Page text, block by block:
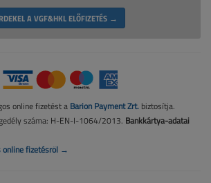
A VGF&HKL ELŐFIZETÉS →
online fizetést a Barion Payment Zrt. biztosítja.
száma: H-EN-I-1064/2013. Bankkártya-adatai
online fizetésről →